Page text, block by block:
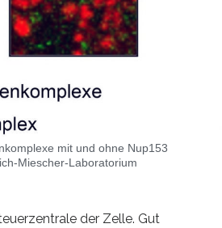
mit und ohne Nup153
Miescher-Laboratorium
der Zelle. Gut